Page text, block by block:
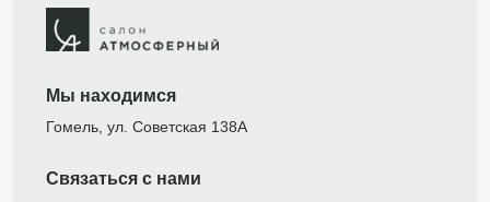
Мы находимся
Гомель, ул. Советская 138А
Связаться с нами